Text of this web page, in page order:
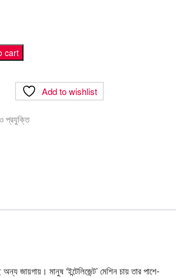
cart
Add to wishlist
ও প্রযুক্তি
জায়গায়। মানুষ ‘ইন্টেলিজেন্ট’ মেশিন চায় তার পাশে-